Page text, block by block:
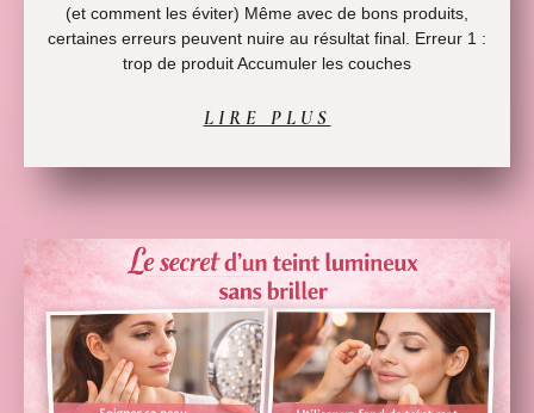
(et comment les éviter) Même avec de bons produits,
certaines erreurs peuvent nuire au résultat final. Erreur 1 :
trop de produit Accumuler les couches
LIRE PLUS